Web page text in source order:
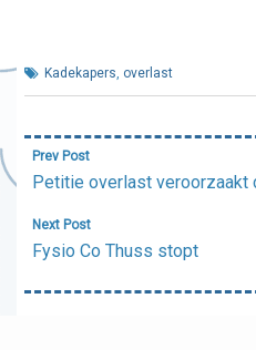
Kadekapers, overlast
Bericht
navigatie
Prev Post
Petitie overlast veroorzaakt
Next Post
Fysio Co Thuss stopt